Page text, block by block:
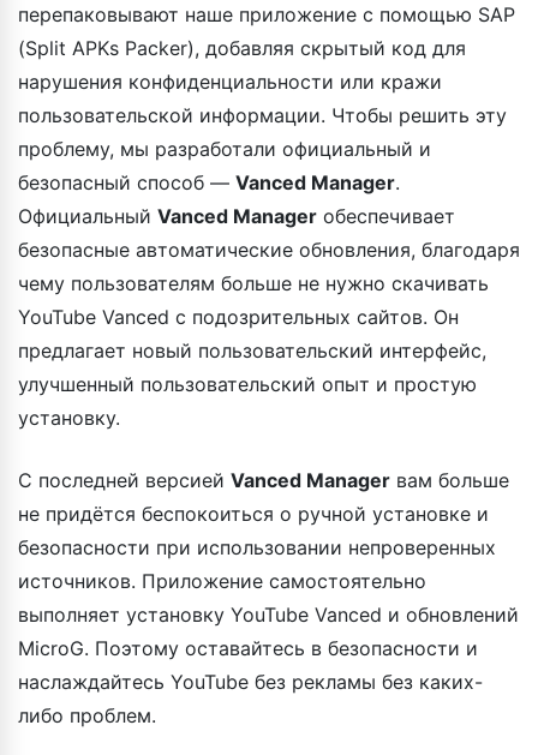
перепаковывают наше приложение с помощью SAP
(Split APKs Packer), добавляя скрытый код для
нарушения конфиденциальности или кражи
пользовательской информации. Чтобы решить эту
проблему, мы разработали официальный и
безопасный способ — Vanced Manager.
Официальный Vanced Manager обеспечивает
безопасные автоматические обновления, благодаря
чему пользователям больше не нужно скачивать
YouTube Vanced с подозрительных сайтов. Он
предлагает новый пользовательский интерфейс,
улучшенный пользовательский опыт и простую
установку.
С последней версией Vanced Manager вам больше
не придётся беспокоиться о ручной установке и
безопасности при использовании непроверенных
источников. Приложение самостоятельно
выполняет установку YouTube Vanced и обновлений
MicroG. Поэтому оставайтесь в безопасности и
наслаждайтесь YouTube без рекламы без каких-
либо проблем.